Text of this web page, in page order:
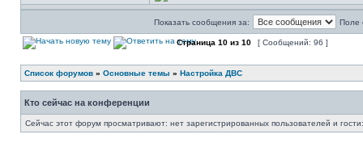
Показать сообщения за: Поле
Страница 10 из 10 [ Сообщений: 96 ]
Список форумов » Основные темы » Настройка ДВС
Кто сейчас на конференции
Сейчас этот форум просматривают: нет зарегистрированных пользователей и